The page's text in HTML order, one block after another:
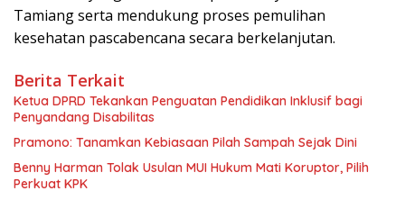
Tamiang serta mendukung proses pemulihan
kesehatan pascabencana secara berkelanjutan.
Berita Terkait
Ketua DPRD Tekankan Penguatan Pendidikan Inklusif bagi
Penyandang Disabilitas
Pramono: Tanamkan Kebiasaan Pilah Sampah Sejak Dini
Benny Harman Tolak Usulan MUI Hukum Mati Koruptor, Pilih
Perkuat KPK